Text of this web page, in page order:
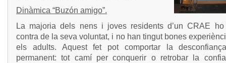
Dinàmica “Buzón amigo”.
La majoria dels nens i joves residents d’un CRAE
contra de la seva voluntat, i no han tingut bones
els adults. Aquest fet pot comportar la
permanent: tot camí per conquerir o retrobar la